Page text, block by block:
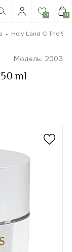
0 0
Holy Land C The
Модель: 2003
ml